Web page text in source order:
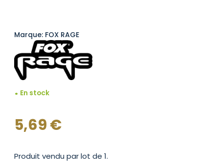
Marque: FOX RAGE
En stock
5,69€
Produit vendu par lot de 1.